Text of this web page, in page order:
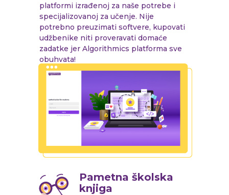
platformi izrađenoj za naše potrebe i
specijalizovanoj za učenje. Nije
potrebno preuzimati softvere, kupovati
udžbenike niti proveravati domaće
zadatke jer Algorithmics platforma sve
obuhvata!
Pametna školska
knjiga